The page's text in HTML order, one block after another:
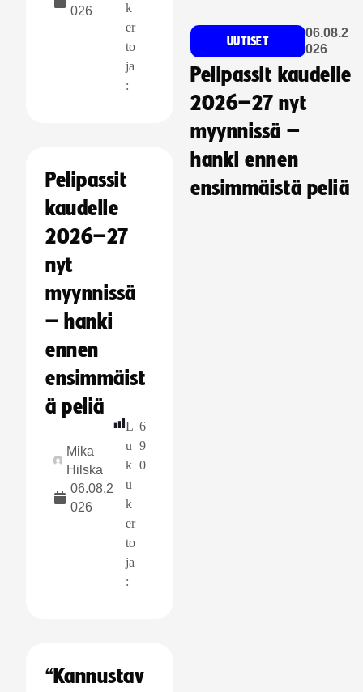
026
k
er
to
ja
:
Pelipassit
kaudelle
2026–27
nyt
myynnissä
– hanki
ennen
ensimmäist
ä peliä
Mika
Hilska
06.08.2
026
L
u
k
u
k
er
to
ja
:
6
9
0
“Kannustav
UUTISET
06.08.2
026
Pelipassit kaudelle
2026–27 nyt
myynnissä –
hanki ennen
ensimmäistä peliä